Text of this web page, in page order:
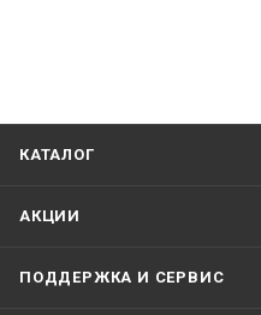
КАТАЛОГ
АКЦИИ
ПОДДЕРЖКА И СЕРВИС